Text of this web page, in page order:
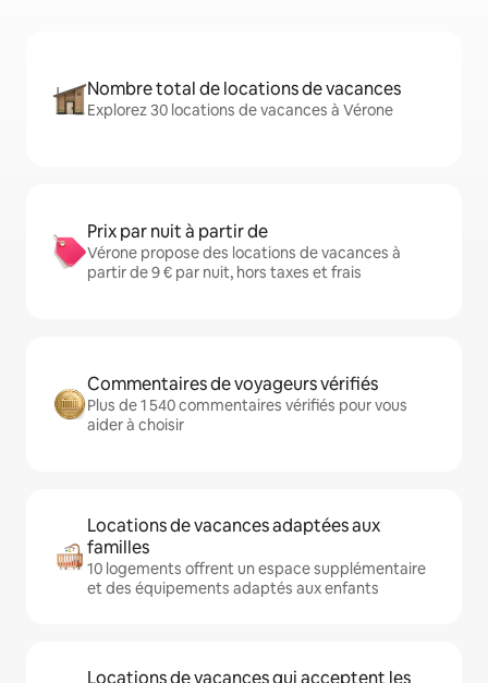
Nombre total de locations de vacances
Explorez 30 locations de vacances à Vérone
Prix par nuit à partir de
Vérone propose des locations de vacances à
partir de 9 € par nuit, hors taxes et frais
Commentaires de voyageurs vérifiés
Plus de 1 540 commentaires vérifiés pour vous
aider à choisir
Locations de vacances adaptées aux
familles
10 logements offrent un espace supplémentaire
et des équipements adaptés aux enfants
Locations de vacances qui acceptent les